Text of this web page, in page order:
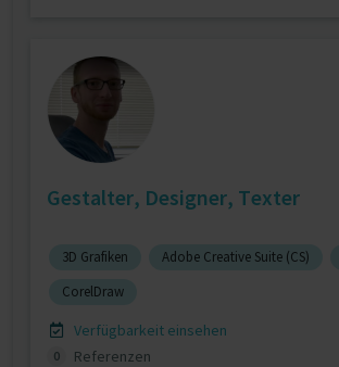
Gestalter, Designer, Texter
3D Grafiken Adobe Creative Suite (CS)
CorelDraw
Verfügbarkeit einsehen
0
Referenzen